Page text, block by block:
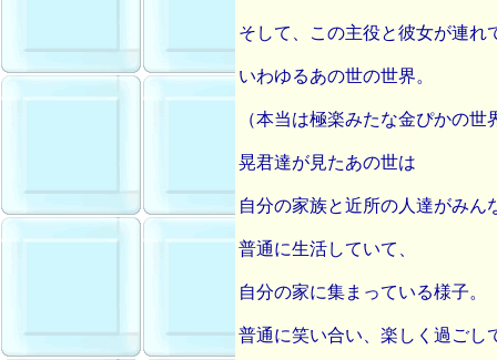
そして、この主役と彼女が連れ
いわゆるあの世の世界。
（本当は極楽みたな金ぴかの
晃君達が見たあの世は
自分の家族と近所の人達がみん
普通に生活していて、
自分の家に集まっている様子。
普通に笑い合い、楽しく過ごし